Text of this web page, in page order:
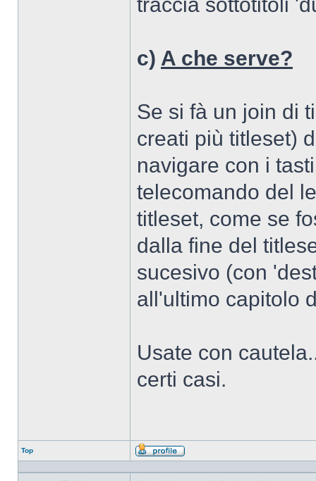
c) A che serve?
Se si fà un join di
creati più titleset)
navigare con i
telecomando del
titleset, come se
dalla fine del
sucesivo (con
all'ultimo capitolo
Usate con
certi casi.
Top
Profilo